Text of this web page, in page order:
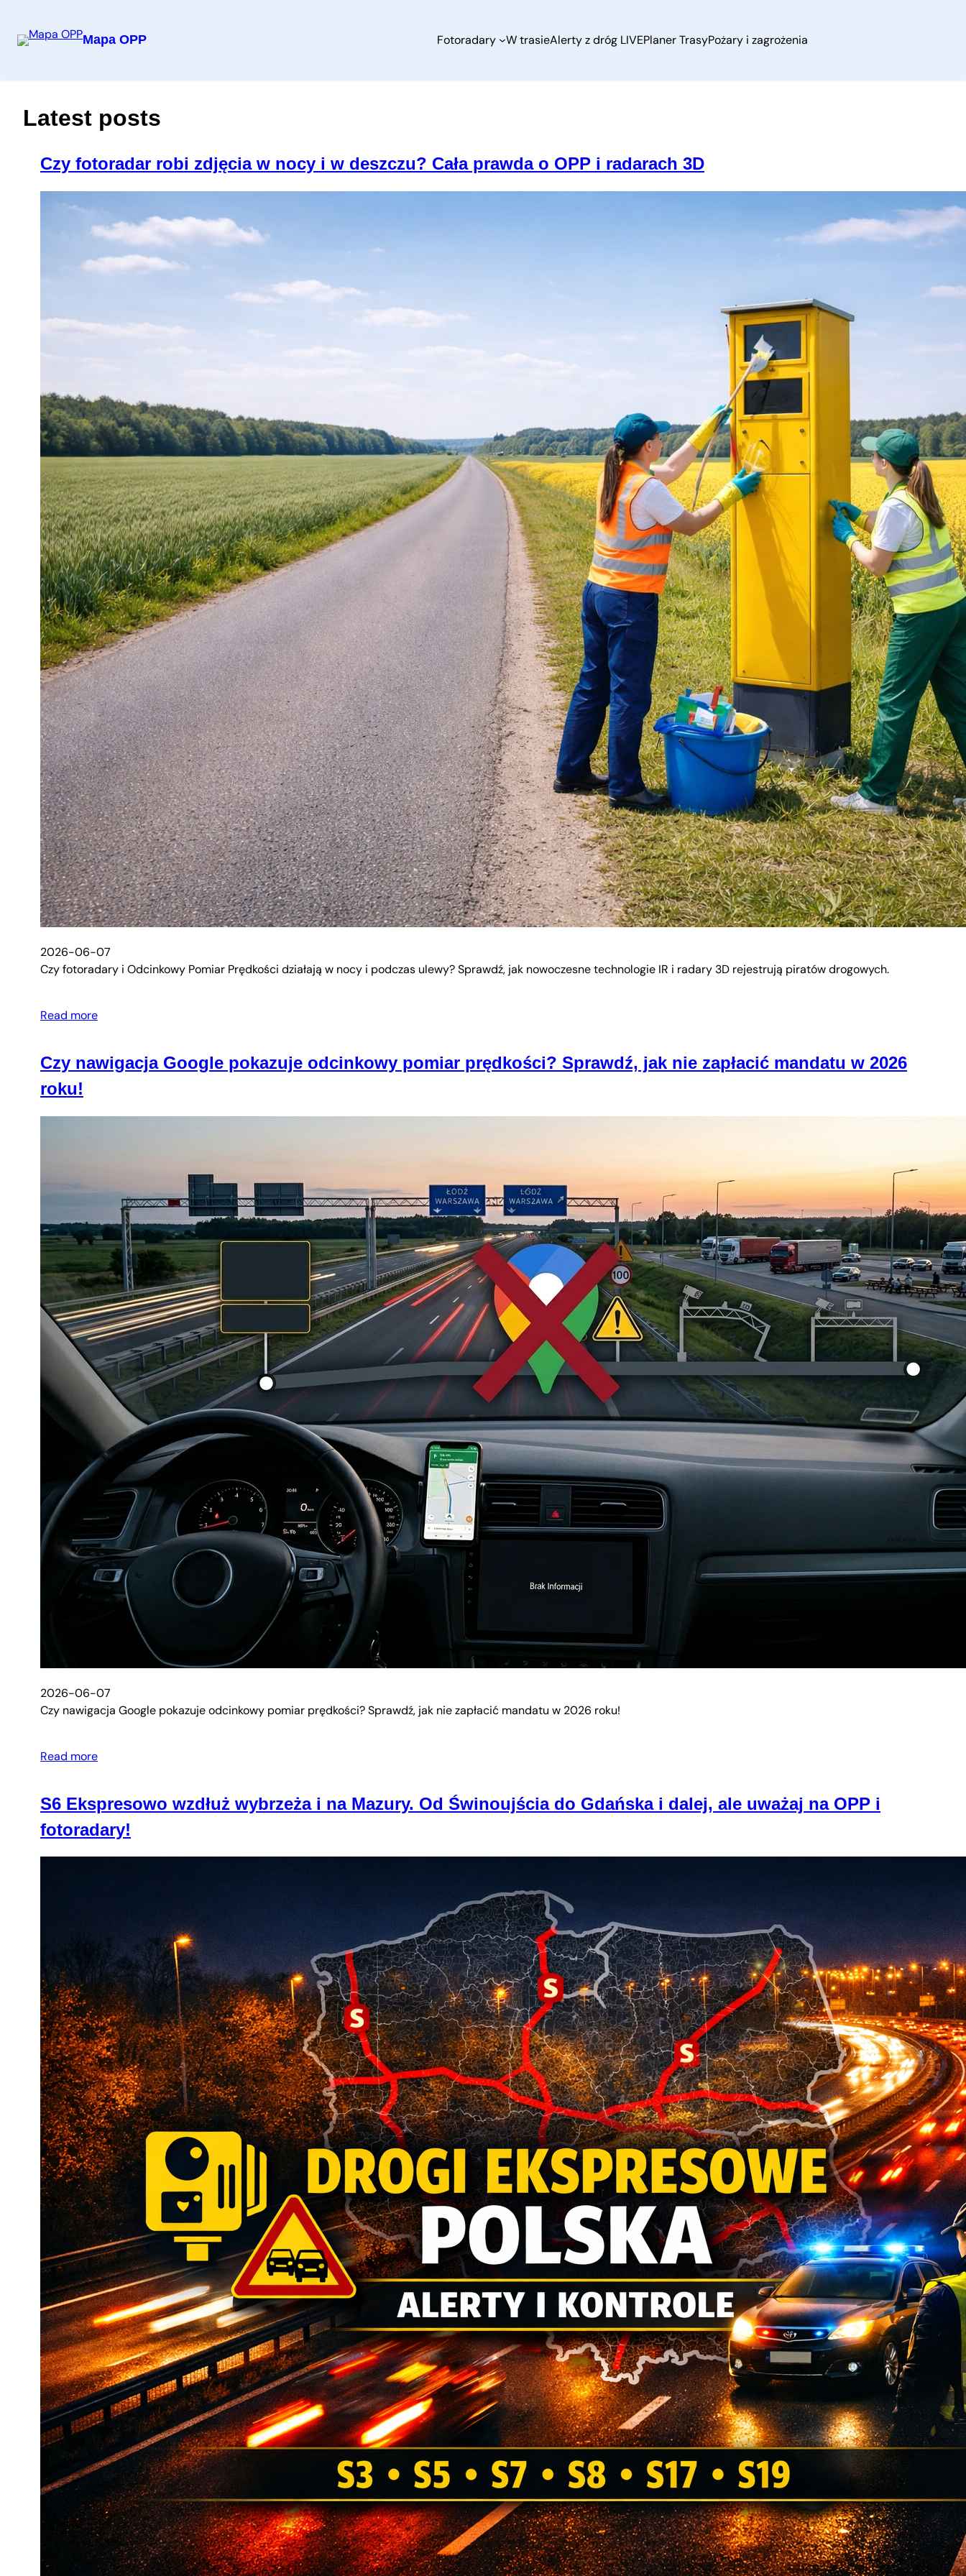
Mapa OPP Fotoradary W trasieAlerty z dróg LIVEPlaner TrasyPożary i zagrożenia
Latest posts
Czy fotoradar robi zdjęcia w nocy i w deszczu? Cała prawda o OPP i radarach 3D
2026-06-07
Czy fotoradary i Odcinkowy Pomiar Prędkości działają w nocy i podczas ulewy? Sprawdź, jak nowoczesne technologie IR i radary 3D rejestrują piratów drogowych.
Read more
Czy nawigacja Google pokazuje odcinkowy pomiar prędkości? Sprawdź, jak nie zapłacić mandatu w 2026
roku!
2026-06-07
Czy nawigacja Google pokazuje odcinkowy pomiar prędkości? Sprawdź, jak nie zapłacić mandatu w 2026 roku!
Read more
S6 Ekspresowo wzdłuż wybrzeża i na Mazury. Od Świnoujścia do Gdańska i dalej, ale uważaj na OPP i
fotoradary!